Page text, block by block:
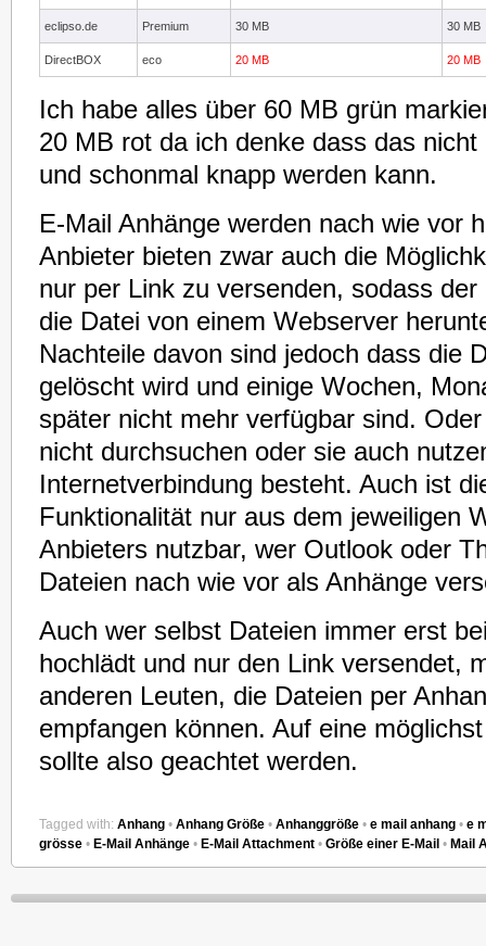
eclipso.de Premium 30 MB 30 MB
DirectBOX eco 20 MB 20 MB
Ich habe alles über 60 MB grün
20 MB rot da ich denke dass das
und schonmal knapp werden kann.
E-Mail Anhänge werden nach wie vor
Anbieter bieten zwar auch die
nur per Link zu versenden, sodass
die Datei von einem Webserver
Nachteile davon sind jedoch dass die
gelöscht wird und einige Wochen,
später nicht mehr verfügbar sind.
nicht durchsuchen oder sie auch
Internetverbindung besteht. Auch ist
Funktionalität nur aus dem jeweiligen
Anbieters nutzbar, wer Outlook oder
Dateien nach wie vor als Anhänge
Auch wer selbst Dateien immer erst
hochlädt und nur den Link versendet,
anderen Leuten, die Dateien per
empfangen können. Auf eine
sollte also geachtet werden.
Tagged with: Anhang • Anhang Größe • Anhanggröße • e mail anhang • e
grösse • E-Mail Anhänge • E-Mail Attachment • Größe einer E-Mail • Mail